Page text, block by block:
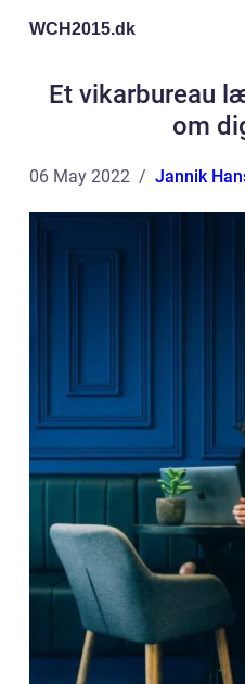
WCH2015.dk
Et vikarbureau
om
06 May 2022 Jannik